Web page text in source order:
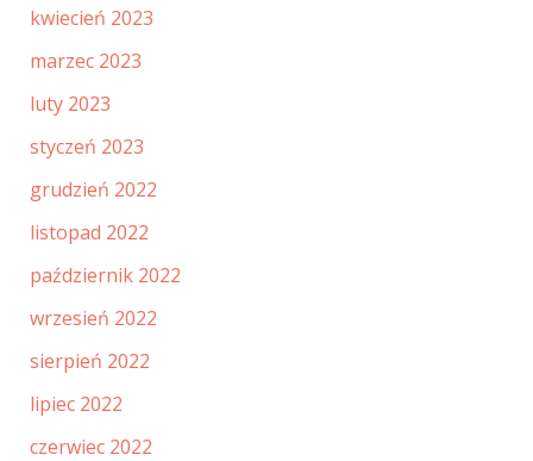
kwiecień 2023
marzec 2023
luty 2023
styczeń 2023
grudzień 2022
listopad 2022
październik 2022
wrzesień 2022
sierpień 2022
lipiec 2022
czerwiec 2022